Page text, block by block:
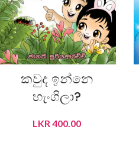
කවුද ඉන්නෙ
හැංගිලා?
LKR400.00